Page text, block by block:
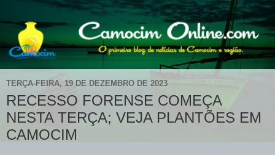
TERÇA-FEIRA, 19 DE DEZEMBRO DE 2023
RECESSO FORENSE COMEÇA
NESTA TERÇA; VEJA PLANTÕES EM
CAMOCIM